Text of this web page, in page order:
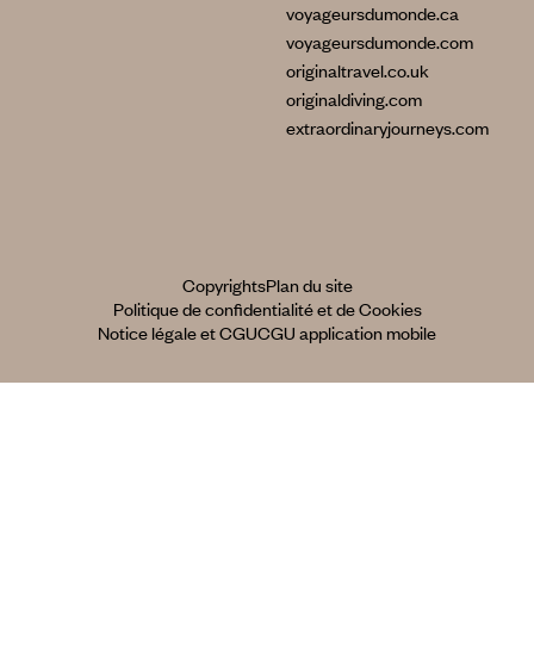
voyageursdumonde.ca
voyageursdumonde.com
originaltravel.co.uk
originaldiving.com
extraordinaryjourneys.com
CopyrightsPlan du site
Politique de confidentialité et de Cookies
Notice légale et CGUCGU application mobile